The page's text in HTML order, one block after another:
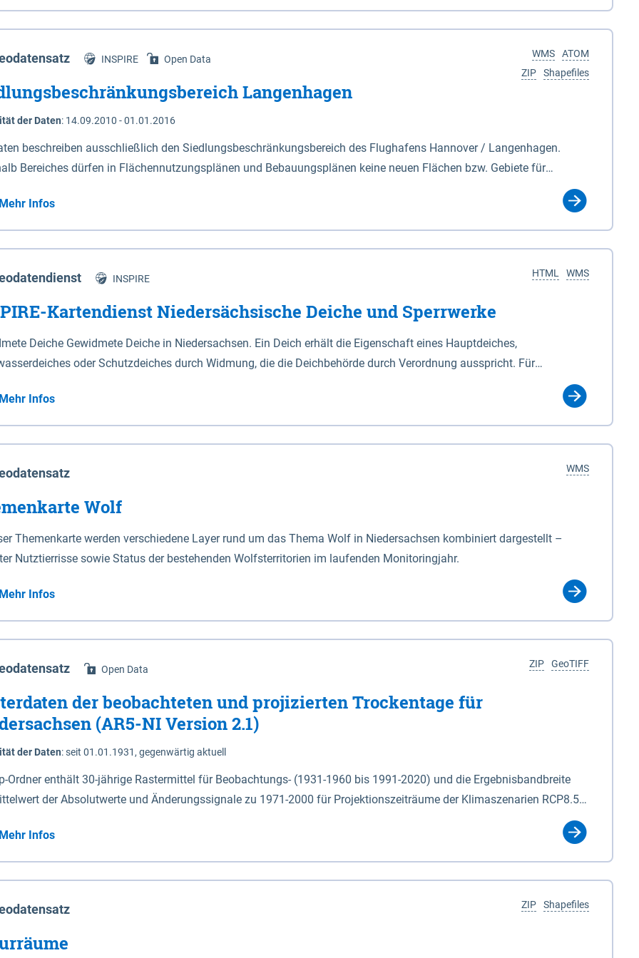
Niedersachsen (vgl. Abb. 4-1) entlang der Elbe zwischen Schnackenburg im Osten und Hohnstorf (Elbe) im Westen
472,5 bei Schnackenburg bis 569 bei Lauenburg). Das Biosphärenreservat umfasst Teile der Landkreise
Dannenberg und Lüneburg.
ATOM
WMS
Shapefiles
ZIP
INSPIRE Open Data
Langenhagen
der Daten: 14.09.2010 - 01.01.2016
beschreiben ausschließlich den Siedlungsbeschränkungsbereich des Flughafens Hannover / Langenhagen.
Bereiches dürfen in Flächennutzungsplänen und Bebauungsplänen keine neuen Flächen bzw. Gebiete für
Mehr Infos
WMS
HTML
INSPIRE
Kartendienst Niedersächsische Deiche und Sperrwerke
Deiche Gewidmete Deiche in Niedersachsen. Ein Deich erhält die Eigenschaft eines Hauptdeiches,
oder Schutzdeiches durch Widmung, die die Deichbehörde durch Verordnung ausspricht. Für
Deiche gelten die Bestimmungen des Niedersächsischen Deichgesetzes (NDG). Die Widmung "2.Deichlinie" ist
Sperrwerke Sperrwerke sind Bauwerke mit Sperrvorrichtungen in Tidegewässern, die dem
eines Gebietes vor erhöhten Tiden, vor allem vor Sturmfluten, zu dienen bestimmt sind (§2 Abs.3 NDG). Ein Bauwerk
Art erhält die Eigenschaft eines Sperrwerkes durch Widmung, die die Deichbehörde durch Verordnung
Mehr Infos
WMS
Wolf
Themenkarte werden verschiedene Layer rund um das Thema Wolf in Niedersachsen kombiniert dargestellt –
Nutztierrisse sowie Status der bestehenden Wolfsterritorien im laufenden Monitoringjahr.
Mehr Infos
GeoTIFF
ZIP
Open Data
der beobachteten und projizierten Trockentage für
(AR5-NI Version 2.1)
der Daten:seit 01.01.1931, gegenwärtig aktuell
Ordner enthält 30-jährige Rastermittel für Beobachtungs- (1931-1960 bis 1991-2020) und die Ergebnisbandbreite
der Absolutwerte und Änderungssignale zu 1971-2000 für Projektionszeiträume der Klimaszenarien RCP8.5
(Jun. - Aug.) - au: Herbst (Sep. - Nov.) - wi: Winter (Dez. - Feb.) - hyr:
Jahr (Nov. - Okt.) - hsu: Hydrologisches Sommerhalbjahr (Mai - Okt.) - hwi: Hydrologisches Winterhalbjahr
- vd: Vegetationsruhe (Okt. - Mär.) Neben den Rasterdaten ist eine
zu den Dateinamen und für eine Darstellung im GIS eine Klassifizierung der Rasterdaten mit Klassenname und
code gegeben.
Mehr Infos
Shapefiles
ZIP